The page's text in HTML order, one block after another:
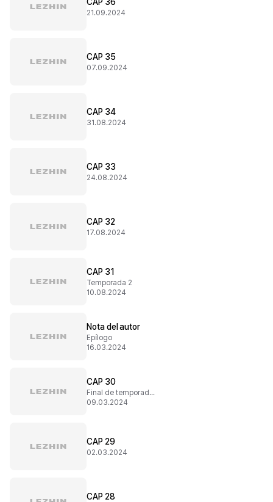
21.09.2024
CAP 35
07.09.2024
CAP 34
31.08.2024
CAP 33
24.08.2024
CAP 32
17.08.2024
CAP 31
Temporada 2
10.08.2024
Nota del autor
Epílogo
16.03.2024
CAP 30
Final de temporada 1
09.03.2024
CAP 29
02.03.2024
CAP 28